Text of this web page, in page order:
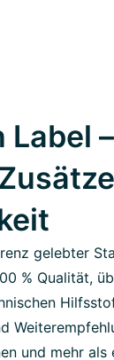
Label
gelebter
% Qualität,
und mehr als